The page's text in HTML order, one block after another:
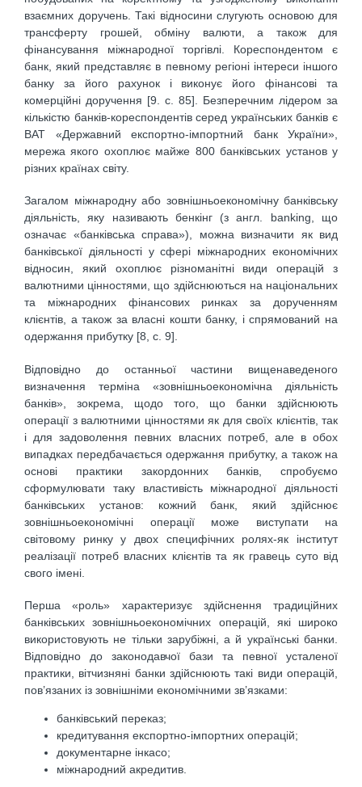
взаємних доручень. Такі відносини слугують основою для
трансферту грошей, обміну валюти, а також для
фінансування міжнародної торгівлі. Кореспондентом є
банк, який представляє в певному регіоні інтереси іншого
банку за його рахунок і виконує його фінансові та
комерційні доручення [9. с. 85]. Безперечним лідером за
кількістю банків-кореспондентів серед українських банків є
ВАТ «Державний експортно-імпортний банк України»,
мережа якого охоплює майже 800 банківських установ у
різних країнах світу.
Загалом міжнародну або зовнішньоекономічну банківську
діяльність, яку називають бенкінг (з англ. banking, що
означає «банківська справа»), можна визначити як вид
банківської діяльності у сфері міжнародних економічних
відносин, який охоплює різноманітні види операцій з
валютними цінностями, що здійснюються на національних
та міжнародних фінансових ринках за дорученням
клієнтів, а також за власні кошти банку, і спрямований на
одержання прибутку [8, с. 9].
Відповідно до останньої частини вищенаведеного
визначення терміна «зовнішньоекономічна діяльність
банків», зокрема, щодо того, що банки здійснюють
операції з валютними цінностями як для своїх клієнтів, так
і для задоволення певних власних потреб, але в обох
випадках передбачається одержання прибутку, а також на
основі практики закордонних банків, спробуємо
сформулювати таку властивість міжнародної діяльності
банківських установ: кожний банк, який здійснює
зовнішньоекономічні операції може виступати на
світовому ринку у двох специфічних ролях-як інститут
реалізації потреб власних клієнтів та як гравець суто від
свого імені.
Перша «роль» характеризує здійснення традиційних
банківських зовнішньоекономічних операцій, які широко
використовують не тільки зарубіжні, а й українські банки.
Відповідно до законодавчої бази та певної усталеної
практики, вітчизняні банки здійснюють такі види операцій,
пов’язаних із зовнішніми економічними зв’язками:
банківський переказ;
кредитування експортно-імпортних операцій;
документарне інкасо;
міжнародний акредитив.